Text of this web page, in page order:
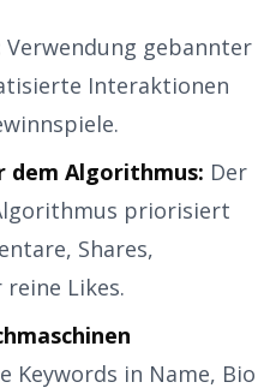
Verwendung gebannter
Interaktionen
dem Algorithmus: Der
priorisiert
Shares,
Likes.
Keywords in Name, Bio